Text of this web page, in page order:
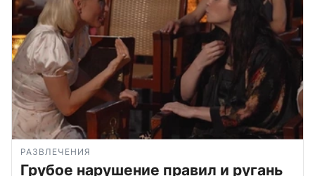
РАЗВЛЕЧЕНИЯ
Грубое нарушение правил и ругань